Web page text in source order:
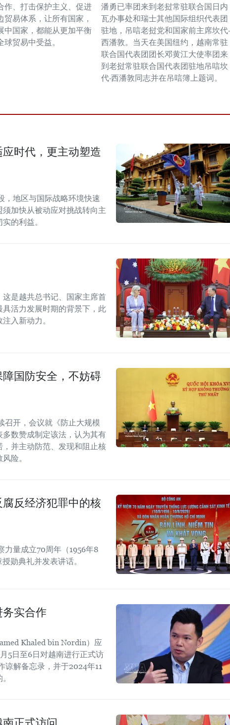
作、打击保护主义、促进
贸易体系，让所有国家，
中国家，都能从更加平衡
球贸易中受益。
潘勇已率团来到老挝常驻联合国日内
瓦办事处和瑞士其他国际组织代表团
驻地，吊唁老挝党和国家前主席坎代·
西潘敦。当天在美国纽约，越南常驻
联合国代表团团长邓黄江大使率团来
到老挝常驻联合国代表团驻地吊唁坎
代·西潘敦同志并在吊唁簿上题词。
时代，更主动塑造
，地区与国际战略环境快速
加快从被动应对挑战转向主
的利益。
是越共总书记、国家主席首
活力发展时期的背景下，此
入新动力。
国防安全，不妨碍
召开，会议就《防止大规模
数赞成制定该法，认为其有
并主动防范、发现和阻止核
险。
反经济犯罪中的核
力量成立70周年（1956年8
勋典礼并发表讲话。
务实合作
Khaled bin Nordin）应
5日至6日对越南进行正式访
谅解备忘录，并于2024年11